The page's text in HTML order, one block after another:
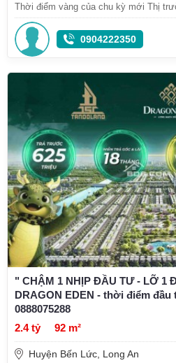
Thời điểm vàng của chu kỳ mới Thị
0904222350
" CHẬM 1 NHỊP ĐẦU TƯ - LỠ 1
DRAGON EDEN - thời điểm đầu
0888075288
2.4 tỷ
92 m²
Huyện Bến Lức, Long An